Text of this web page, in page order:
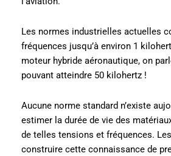
Les normes industrielles actuelles
fréquences jusqu’à environ 1
moteur hybride aéronautique, on
pouvant atteindre 50 kilohertz !
Aucune norme standard n’existe
estimer la durée de vie des
de telles tensions et fréquences.
construire cette connaissance de